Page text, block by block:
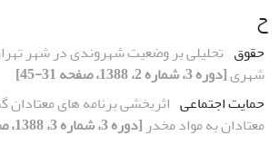
ح
حقوق تحلیلی بر وضعیت شهروندی در شهر
شهری[دوره 3، شماره 2، 1388، صفحه 31-45]
حمایت اجتماعی اثربخشی برنامه های
معتادان به مواد مخدر [دوره 3، شماره 3، 1388، صفحه 123-170]